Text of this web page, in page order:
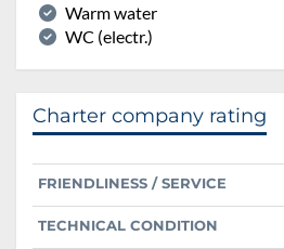
Warm water
WC (electr.)
Charter company rating
FRIENDLINESS / SERVICE
TECHNICAL CONDITION